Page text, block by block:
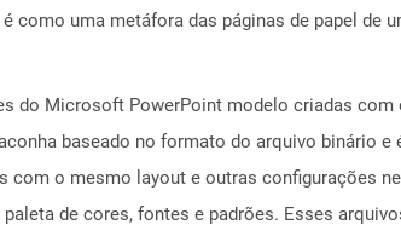
como uma metáfora das páginas de papel de
do Microsoft PowerPoint modelo criadas
baseado no formato do arquivo binário e
o mesmo layout e outras configurações
de cores, fontes e padrões. Esses